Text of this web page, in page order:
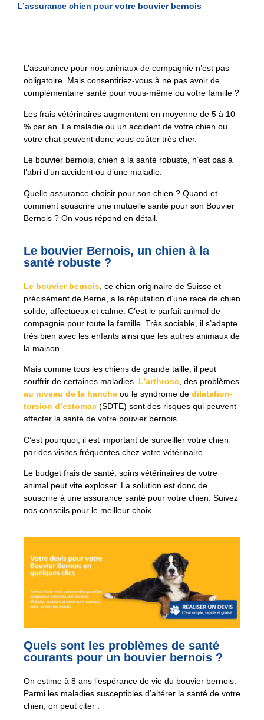
L’assurance chien pour votre bouvier bernois
L’assurance pour nos animaux de compagnie n’est pas
obligatoire. Mais consentiriez-vous à ne pas avoir de
complémentaire santé pour vous-même ou votre famille ?
Les frais vétérinaires augmentent en moyenne de 5 à 10
% par an. La maladie ou un accident de votre chien ou
votre chat peuvent donc vous coûter très cher.
Le bouvier bernois, chien à la santé robuste, n’est pas à
l’abri d’un accident ou d’une maladie.
Quelle assurance choisir pour son chien ? Quand et
comment souscrire une mutuelle santé pour son Bouvier
Bernois ? On vous répond en détail.
Le bouvier Bernois, un chien à la
santé robuste ?
Le bouvier bernois , ce chien originaire de Suisse et
précisément de Berne, a la réputation d’une race de chien
solide, affectueux et calme. C’est le parfait animal de
compagnie pour toute la famille. Très sociable, il s’adapte
très bien avec les enfants ainsi que les autres animaux de
la maison.
Mais comme tous les chiens de grande taille, il peut
souffrir de certaines maladies. L’arthrose, des problèmes
au niveau de la hanche ou le syndrome de dilatation-
torsion d’estomac (SDTE) sont des risques qui peuvent
affecter la santé de votre bouvier bernois.
C’est pourquoi, il est important de surveiller votre chien
par des visites fréquentes chez votre vétérinaire.
Le budget frais de santé, soins vétérinaires de votre
animal peut vite exploser. La solution est donc de
souscrire à une assurance santé pour votre chien. Suivez
nos conseils pour le meilleur choix.
Quels sont les problèmes de santé
courants pour un bouvier bernois ?
On estime à 8 ans l’espérance de vie du bouvier bernois.
Parmi les maladies susceptibles d’altérer la santé de votre
chien, on peut citer :